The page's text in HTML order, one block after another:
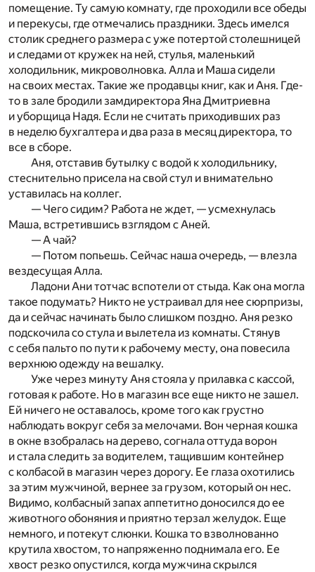
помещение. Ту самую комнату, где проходили все обеды
и перекусы, где отмечались праздники. Здесь имелся
столик среднего размера с уже потертой столешницей
и следами от кружек на ней, стулья, маленький
холодильник, микроволновка. Алла и Маша сидели
на своих местах. Такие же продавцы книг, как и Аня. Где-
то в зале бродили замдиректора Яна Дмитриевна
и уборщица Надя. Если не считать приходивших раз
в неделю бухгалтера и два раза в месяц директора, то
все в сборе.
Аня, отставив бутылку с водой к холодильнику,
стеснительно присела на свой стул и внимательно
уставилась на коллег.
— Чего сидим? Работа не ждет, — усмехнулась
Маша, встретившись взглядом с Аней.
— А чай?
— Потом попьешь. Сейчас наша очередь, — влезла
вездесущая Алла.
Ладони Ани тотчас вспотели от стыда. Как она могла
такое подумать? Никто не устраивал для нее сюрпризы,
да и сейчас начинать было слишком поздно. Аня резко
подскочила со стула и вылетела из комнаты. Стянув
с себя пальто по пути к рабочему месту, она повесила
верхнюю одежду на вешалку.
Уже через минуту Аня стояла у прилавка с кассой,
готовая к работе. Но в магазин все еще никто не зашел.
Ей ничего не оставалось, кроме того как грустно
наблюдать вокруг себя за мелочами. Вон черная кошка
в окне взобралась на дерево, согнала оттуда ворон
и стала следить за водителем, тащившим контейнер
с колбасой в магазин через дорогу. Ее глаза охотились
за этим мужчиной, вернее за грузом, который он нес.
Видимо, колбасный запах аппетитно доносился до ее
животного обоняния и приятно терзал желудок. Еще
немного, и потекут слюнки. Кошка то взволнованно
крутила хвостом, то напряженно поднимала его. Ее
хвост резко опустился, когда мужчина скрылся